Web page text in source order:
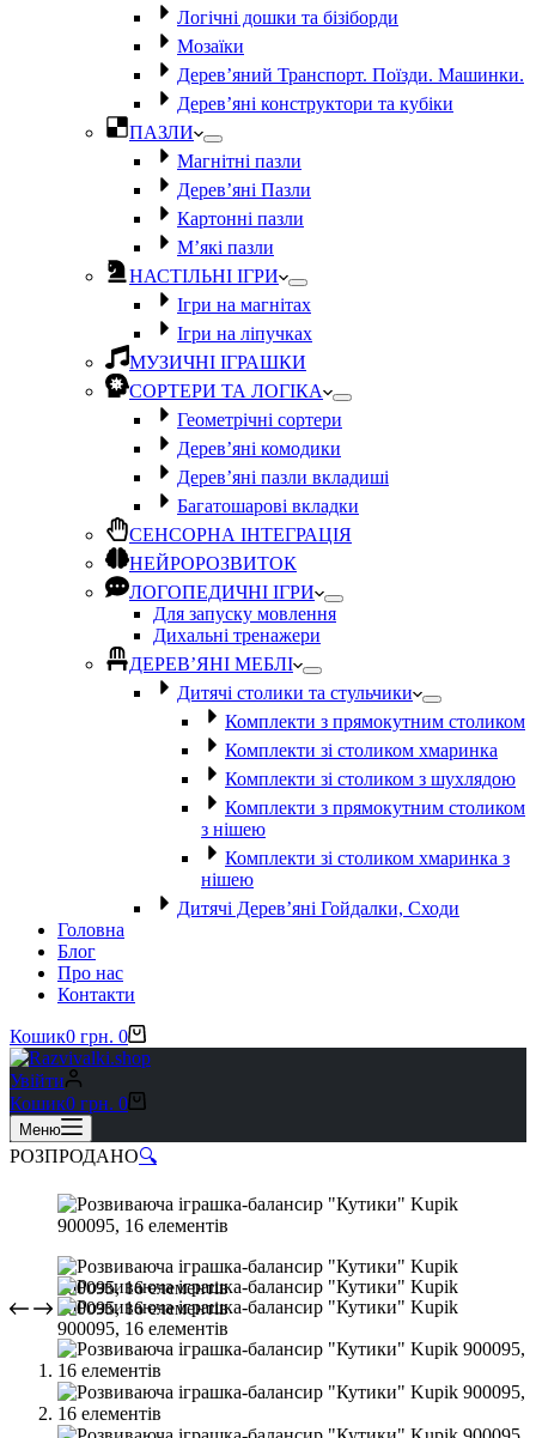
Логічні дошки та бізіборди
Мозаїки
Дерев’яний Транспорт. Поїзди. Машинки.
Дерев’яні конструктори та кубіки
ПАЗЛИ
Магнітні пазли
Дерев’яні Пазли
Картонні пазли
М’які пазли
НАСТІЛЬНІ ІГРИ
Ігри на магнітах
Ігри на ліпучках
МУЗИЧНІ ІГРАШКИ
СОРТЕРИ ТА ЛОГІКА
Геометрічні сортери
Дерев’яні комодики
Дерев’яні пазли вкладиші
Багатошарові вкладки
СЕНСОРНА ІНТЕГРАЦІЯ
НЕЙРОРОЗВИТОК
ЛОГОПЕДИЧНІ ІГРИ
Для запуску мовлення
Дихальні тренажери
ДЕРЕВ’ЯНІ МЕБЛІ
Дитячі столики та стульчики
Комплекти з прямокутним столиком
Комплекти зі столиком хмаринка
Комплекти зі столиком з шухлядою
Комплекти з прямокутним столиком
з нішею
Комплекти зі столиком хмаринка з
нішею
Дитячі Дерев’яні Гойдалки, Сходи
Головна
Блог
Про нас
Контакти
Кошик0 грн. 0
Увійти
Кошик0 грн. 0
Меню
РОЗПРОДАНО🔍